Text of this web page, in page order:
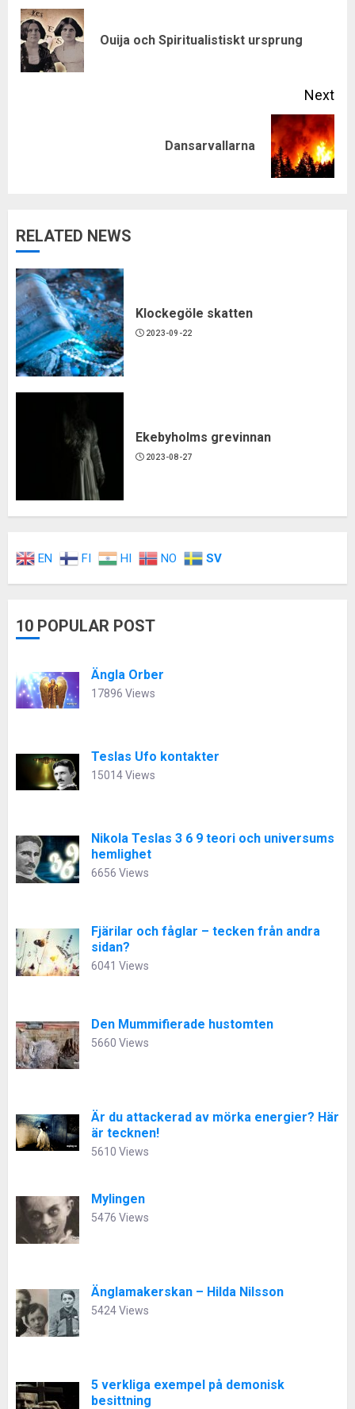
Reading
Ouija och Spiritualistiskt ursprung
Next
Dansarvallarna
RELATED NEWS
Klockegöle skatten
2023-09-22
Ekebyholms grevinnan
2023-08-27
EN FI HI NO SV
10 POPULAR POST
Ängla Orber
17896 Views
Teslas Ufo kontakter
15014 Views
Nikola Teslas 3 6 9 teori och universums
hemlighet
6656 Views
Fjärilar och fåglar – tecken från andra
sidan?
6041 Views
Den Mummifierade hustomten
5660 Views
Är du attackerad av mörka energier? Här
är tecknen!
5610 Views
Mylingen
5476 Views
Änglamakerskan – Hilda Nilsson
5424 Views
5 verkliga exempel på demonisk
besittning